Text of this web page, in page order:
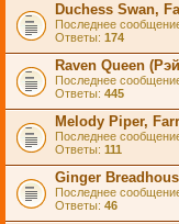
Duchess Swan,
Последнее
Ответы: 174
Raven Queen
Последнее
Ответы: 445
Melody Piper,
Последнее
Ответы: 111
Ginger
Последнее
Ответы: 46